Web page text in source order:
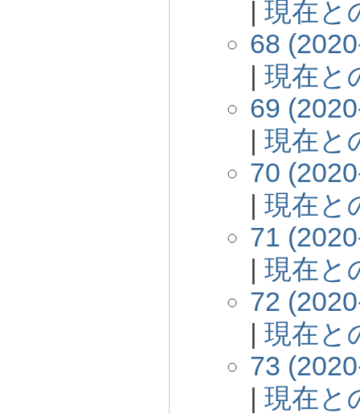
| 現在と
68
| 現在と
69
| 現在と
70
| 現在と
71
| 現在と
72
| 現在と
73
| 現在と